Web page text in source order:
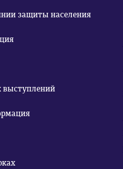
защиты населения